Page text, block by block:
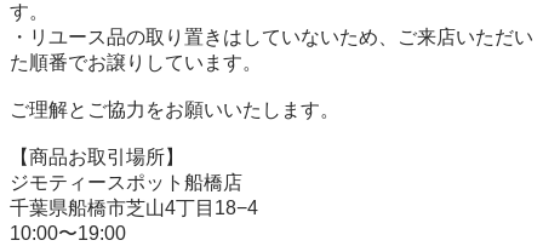
す。
・リユース品の取り置きはしていないため、ご来店いただい
た順番でお譲りしています。
ご理解とご協力をお願いいたします。
【商品お取引場所】
ジモティースポット船橋店
千葉県船橋市芝山4丁目18−4
10:00〜19:00